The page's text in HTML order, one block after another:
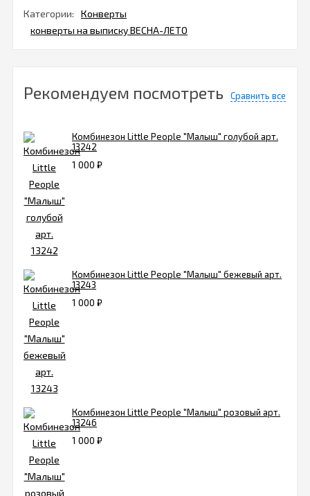
Категории:
Конверты
конверты на выписку ВЕСНА-ЛЕТО
Рекомендуем посмотреть Сравнить все
Комбинезон Little People "Малыш" голубой арт.
13242
1 000 ₽
Комбинезон Little People "Малыш" бежевый арт.
13243
1 000 ₽
Комбинезон Little People "Малыш" розовый арт.
13246
1 000 ₽